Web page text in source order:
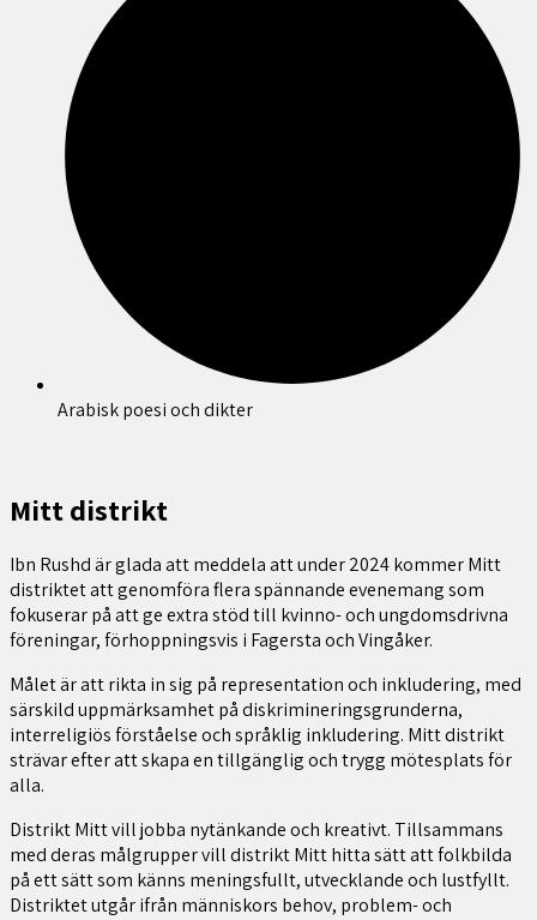
Arabisk poesi och dikter
Mitt distrikt
Ibn Rushd är glada att meddela att under 2024 kommer Mitt
distriktet att genomföra flera spännande evenemang som
fokuserar på att ge extra stöd till kvinno- och ungdomsdrivna
föreningar, förhoppningsvis i Fagersta och Vingåker.
Målet är att rikta in sig på representation och inkludering, med
särskild uppmärksamhet på diskrimineringsgrunderna,
interreligiös förståelse och språklig inkludering. Mitt distrikt
strävar efter att skapa en tillgänglig och trygg mötesplats för
alla.
Distrikt Mitt vill jobba nytänkande och kreativt. Tillsammans
med deras målgrupper vill distrikt Mitt hitta sätt att folkbilda
på ett sätt som känns meningsfullt, utvecklande och lustfyllt.
Distriktet utgår ifrån människors behov, problem- och